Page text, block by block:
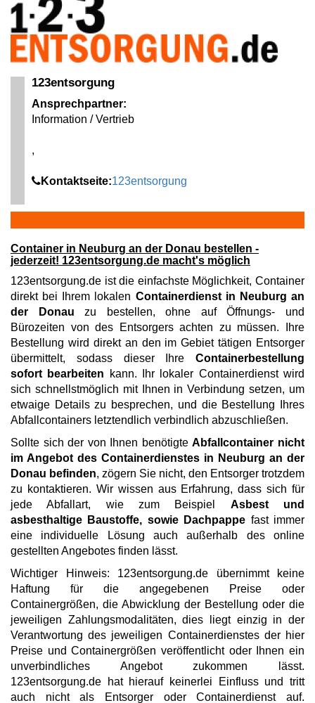
123entsorgung
Ansprechpartner:
Information / Vertrieb
,
Kontaktseite:123entsorgung
Container in Neuburg an der Donau bestellen -
jederzeit! 123entsorgung.de macht's möglich
123entsorgung.de ist die einfachste Möglichkeit, Container
direkt bei Ihrem lokalen Containerdienst in Neuburg an
der Donau zu bestellen, ohne auf Öffnungs- und
Bürozeiten von des Entsorgers achten zu müssen. Ihre
Bestellung wird direkt an den im Gebiet tätigen Entsorger
übermittelt, sodass dieser Ihre Containerbestellung
sofort bearbeiten kann. Ihr lokaler Containerdienst wird
sich schnellstmöglich mit Ihnen in Verbindung setzen, um
etwaige Details zu besprechen, und die Bestellung Ihres
Abfallcontainers letztendlich verbindlich abzuschließen.
Sollte sich der von Ihnen benötigteAbfallcontainer nicht
im Angebot des Containerdienstes in Neuburg an der
Donau befinden, zögern Sie nicht, den Entsorger trotzdem
zu kontaktieren. Wir wissen aus Erfahrung, dass sich für
jede Abfallart, wie zum Beispiel Asbest und
asbesthaltige Baustoffe, sowie Dachpappe fast immer
eine individuelle Lösung auch außerhalb des online
gestellten Angebotes finden lässt.
Wichtiger Hinweis: 123entsorgung.de übernimmt keine
Haftung für die angegebenen Preise oder
Containergrößen, die Abwicklung der Bestellung oder die
jeweiligen Zahlungsmodalitäten, dies liegt einzig in der
Verantwortung des jeweiligen Containerdienstes der hier
Preise und Containergrößen veröffentlicht oder Ihnen ein
unverbindliches Angebot zukommen lässt.
123entsorgung.de hat hierauf keinerlei Einfluss und tritt
auch nicht als Entsorger oder Containerdienst auf.